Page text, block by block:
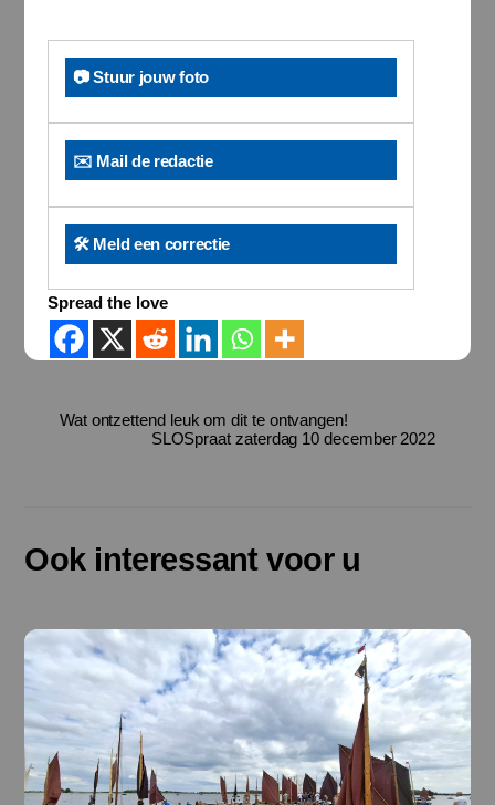
📷 Stuur jouw foto
✉️ Mail de redactie
🛠️ Meld een correctie
Spread the love
Wat ontzettend leuk om dit te ontvangen!
SLOSpraat zaterdag 10 december 2022
Ook interessant voor u